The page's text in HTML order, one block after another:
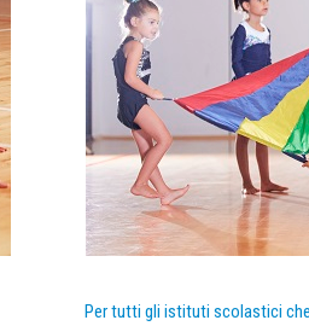
Per tutti gli istituti scolastici